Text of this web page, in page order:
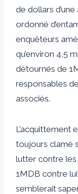
de dollars
ordonné
enquêteurs
qu’environ 4,5
détournés de
responsables
associés.
L’acquittement
toujours clamé
lutter contre les
1MDB contre
semblerait